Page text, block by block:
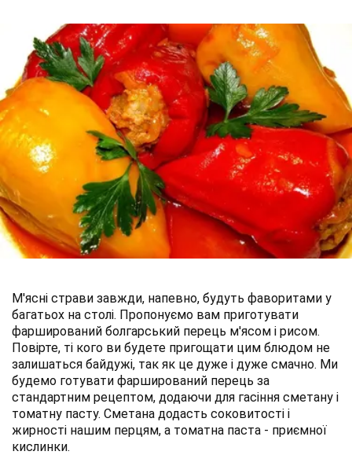
М'ясні страви завжди, напевно, будуть фаворитами у
багатьох на столі. Пропонуємо вам приготувати
фарширований болгарський перець м'ясом і рисом.
Повірте, ті кого ви будете пригощати цим блюдом не
залишаться байдужі, так як це дуже і дуже смачно. Ми
будемо готувати фарширований перець за
стандартним рецептом, додаючи для гасіння сметану і
томатну пасту. Сметана додасть соковитості і
жирності нашим перцям, а томатна паста - приємної
кислинки.